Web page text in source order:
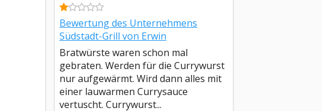
Bewertung des Unternehmens
Südstadt-Grill von Erwin
Bratwürste waren schon mal
gebraten. Werden für die Currywurst
nur aufgewärmt. Wird dann alles mit
einer lauwarmen Currysauce
vertuscht. Currywurst...